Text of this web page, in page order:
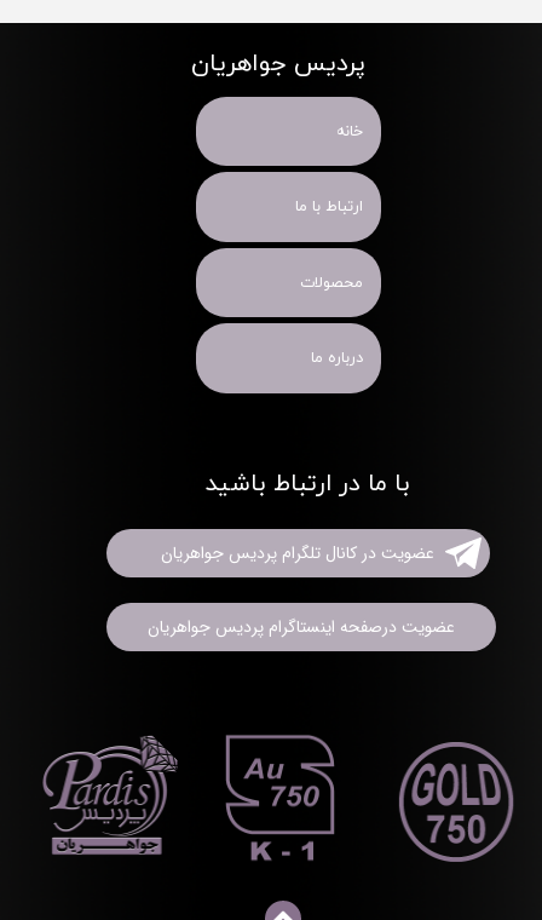
پردیس جواهریان
خانه
ارتباط با ما
محصولات
درباره ما
با ما در ارتباط باشید
عضویت در کانال تلگرام پردیس جواهریان
عضویت درصفحه اینستاگرام پردیس جواهریان